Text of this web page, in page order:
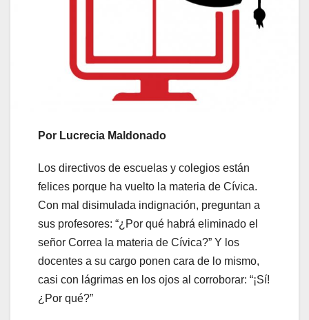
Por Lucrecia Maldonado
Los directivos de escuelas y colegios están
felices porque ha vuelto la materia de Cívica.
Con mal disimulada indignación, preguntan a
sus profesores: “¿Por qué habrá eliminado el
señor Correa la materia de Cívica?” Y los
docentes a su cargo ponen cara de lo mismo,
casi con lágrimas en los ojos al corroborar: “¡Sí!
¿Por qué?”